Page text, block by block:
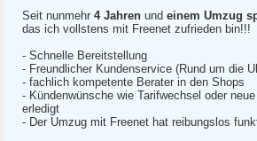
Seit nunmehr 4 Jahren und einem Umzug
das ich vollstens mit Freenet zufrieden bin!!!
- Schnelle Bereitstellung
- Freundlicher Kundenservice (Rund um die
- fachlich kompetente Berater in den Shops
- Kündenwünsche wie Tarifwechsel oder
erledigt
- Der Umzug mit Freenet hat reibungslos